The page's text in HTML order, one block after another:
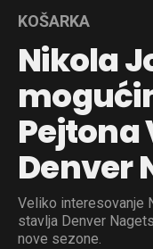
KOŠARKA
Nikola
Pejtona
Denver
Veliko interesovanje
stavlja Denver
nove sezone.